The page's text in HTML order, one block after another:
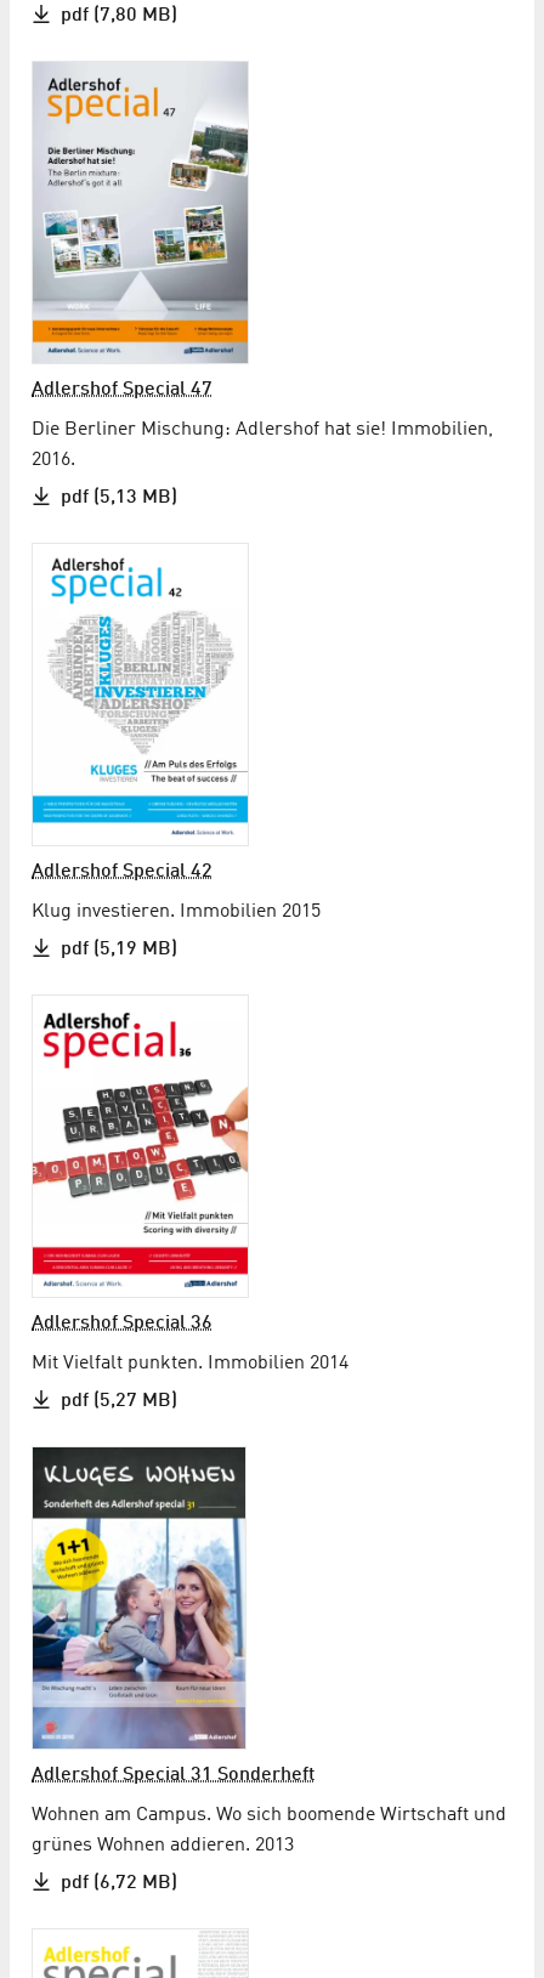
pdf (7,80 MB)
Adlershof Special 47
Die Berliner Mischung: Adlershof hat sie! Immobilien,
2016.
pdf (5,13 MB)
Adlershof Special 42
Klug investieren. Immobilien 2015
pdf (5,19 MB)
Adlershof Special 36
Mit Vielfalt punkten. Immobilien 2014
pdf (5,27 MB)
Adlershof Special 31 Sonderheft
Wohnen am Campus. Wo sich boomende Wirtschaft und
grünes Wohnen addieren. 2013
pdf (6,72 MB)